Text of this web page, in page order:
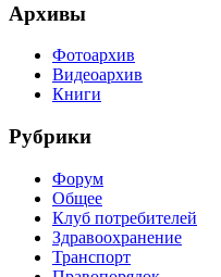
Архивы
Фотоархив
Видеоархив
Книги
Рубрики
Форум
Общее
Клуб потребителей
Здравоохранение
Транспорт